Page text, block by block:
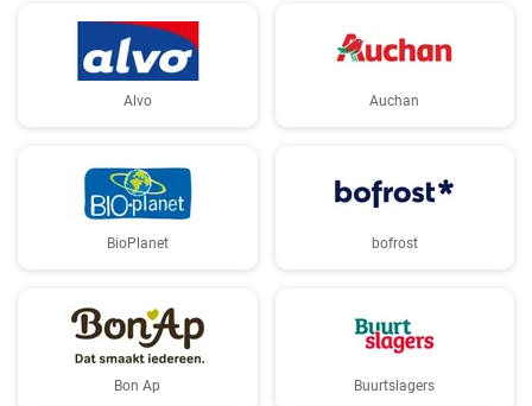
Alvo Auchan
BioPlanet bofrost
Bon Ap Buurtslagers